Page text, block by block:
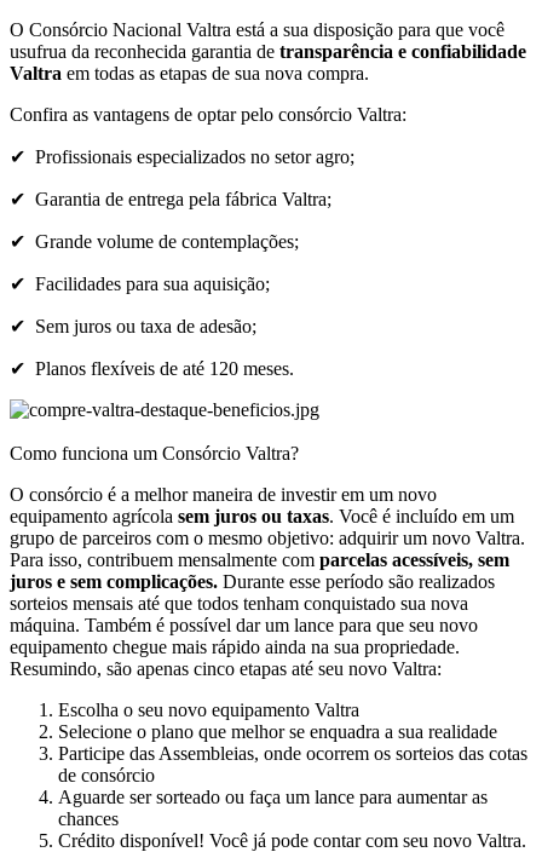
O Consórcio Nacional Valtra está a sua disposição para que você
usufrua da reconhecida garantia de transparência e confiabilidade
Valtra em todas as etapas de sua nova compra.
Confira as vantagens de optar pelo consórcio Valtra:
✔ Profissionais especializados no setor agro;
✔ Garantia de entrega pela fábrica Valtra;
✔ Grande volume de contemplações;
✔ Facilidades para sua aquisição;
✔ Sem juros ou taxa de adesão;
✔ Planos flexíveis de até 120 meses.
Como funciona um Consórcio Valtra?
O consórcio é a melhor maneira de investir em um novo
equipamento agrícola sem juros ou taxas. Você é incluído em um
grupo de parceiros com o mesmo objetivo: adquirir um novo Valtra.
Para isso, contribuem mensalmente com parcelas acessíveis, sem
juros e sem complicações. Durante esse período são realizados
sorteios mensais até que todos tenham conquistado sua nova
máquina. Também é possível dar um lance para que seu novo
equipamento chegue mais rápido ainda na sua propriedade.
Resumindo, são apenas cinco etapas até seu novo Valtra:
Escolha o seu novo equipamento Valtra
Selecione o plano que melhor se enquadra a sua realidade
Participe das Assembleias, onde ocorrem os sorteios das cotas
de consórcio
Aguarde ser sorteado ou faça um lance para aumentar as
chances
Crédito disponível! Você já pode contar com seu novo Valtra.